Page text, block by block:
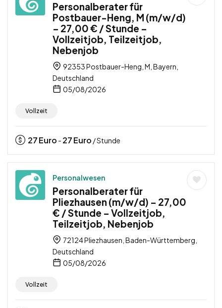
Personalberater für
Postbauer-Heng, M (m/w/d)
– 27,00 € / Stunde –
Vollzeitjob, Teilzeitjob,
Nebenjob
92353 Postbauer-Heng, M, Bayern,
Deutschland
05/08/2026
Vollzeit
27Euro - 27Euro / Stunde
Personalwesen
Personalberater für
Pliezhausen (m/w/d) – 27,00
€ / Stunde – Vollzeitjob,
Teilzeitjob, Nebenjob
72124 Pliezhausen, Baden-Württemberg,
Deutschland
05/08/2026
Vollzeit